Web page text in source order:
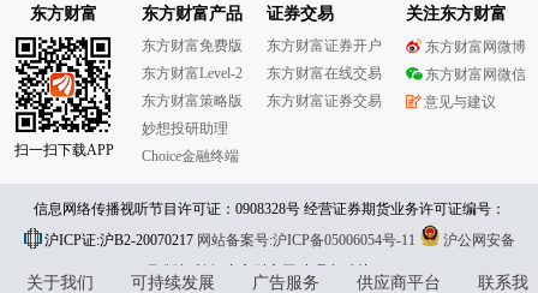
东方财富
扫一扫下载APP
东方财富产品
东方财富免费版
东方财富Level-2
东方财富策略版
妙想投研助理
Choice金融终端
证券交易
东方财富证券开户
东方财富在线交易
东方财富证券交易
关注东方财富
东方财富网微博
东方财富网微信
意见与建议
信息网络传播视听节目许可证：0908328号 经营证券期货业务许可证编号：
913101046312860336 违法和不良信息举报:021-61278686 举报邮箱：
jubao@eastmoney.com
沪ICP证:沪B2-20070217 网站备案号:沪ICP备05006054号-11
沪公网安备
31010402000120号版权所有:东方财富网意见与建议:4000300059/952500
关于我们 可持续发展 广告服务 供应商平台
联系我